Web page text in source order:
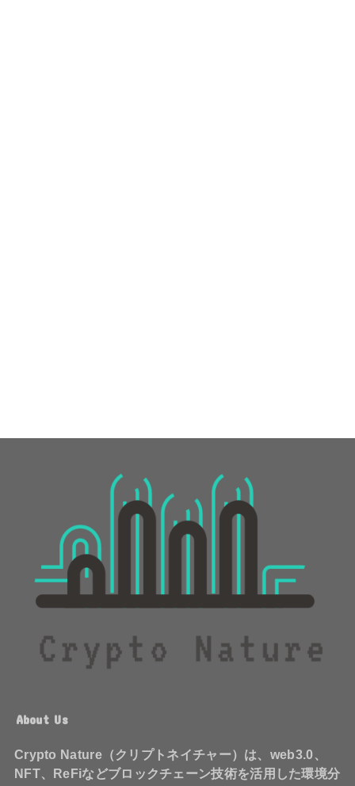
About Us
Crypto Nature（クリプトネイチャー）は、web3.0、
NFT、ReFiなどブロックチェーン技術を活用した環境分